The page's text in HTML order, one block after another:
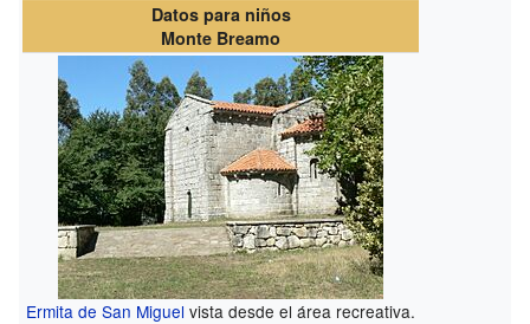
Datos para niños
Monte Breamo
Ermita de San Miguel vista desde el área recreativa.